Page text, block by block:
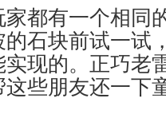
都有一个相同
石块前试一试
现的。正巧老
些朋友还一下